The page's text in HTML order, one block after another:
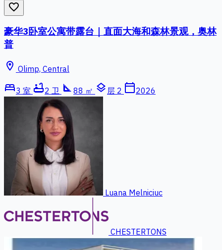
favorite_border
豪华3卧室公寓带露台｜直面大海和森林景观，奥林
普
location_on Olimp, Central
bed3 室 bathtub2 卫 square_foot 88 ㎡ layers 层 2 calendar_today2026
Luana Melniciuc
CHESTERTONS